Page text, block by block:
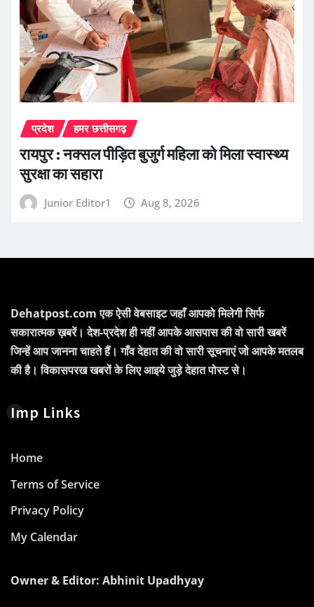
प्रदेश हमर छत्तीसगढ़
रायपुर : नक्सल पीड़ित बुजुर्ग महिला को मिला स्वास्थ्य
सुरक्षा का सहारा
Junior Editor1 Aug 8, 2026
Dehatpost.com एक ऐसी वेबसाइट जहाँ आपको मिलेगी सिर्फ
सकारात्मक ख़बरें। देश-प्रदेश ही नहीं आपके आसपास की वो सारी खबरें
जिन्हें आप जानना चाहते हैं। गाँव देहात की वो सारी सूचनाएं जो आपके मतलब
की है। विकासपरख खबरों के लिए आइये जुड़े देहात पोस्ट से।
Imp Links
Home
Terms of Service
Privacy Policy
My Calendar
Owner & Editor: Abhinit Upadhyay